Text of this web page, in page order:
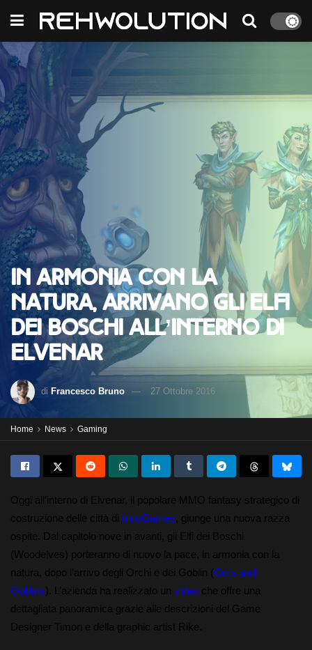
In armonia con la
natura, arrivano gli Elfi
dei Boschi all’interno di
Elvenar
di Francesco Bruno 27 Ottobre 2016
Home News Gaming
Oggi all’interno di Elvenar, il popolare MMO fantasy strategico di
costruzione delle città di
InnoGames , giunge una nuova razza
ospite. Dal capitolo nove in avanti, gli Elfi dei Boschi
(Woodelves) porteranno di nuovo la pace, in armonia con la
natura, dopo l’arrivo degli Orchi e dei Goblin (Orcs and
Goblins). L’azienda ha realizzato un video che offre una
dettagliata panoramica grazie alle descrizioni del Game
Designer Timon e della graphic artist Rike.